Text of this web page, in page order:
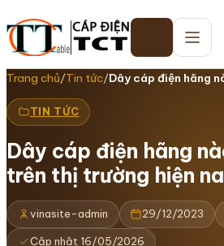
Trang chủ/Tin tức/Dây cáp điện hãng
TIN TỨC
Dây cáp điện hãng
trên thị trường hiện
vinasite-admin 29/12/2023
Cập nhật 16/05/2026